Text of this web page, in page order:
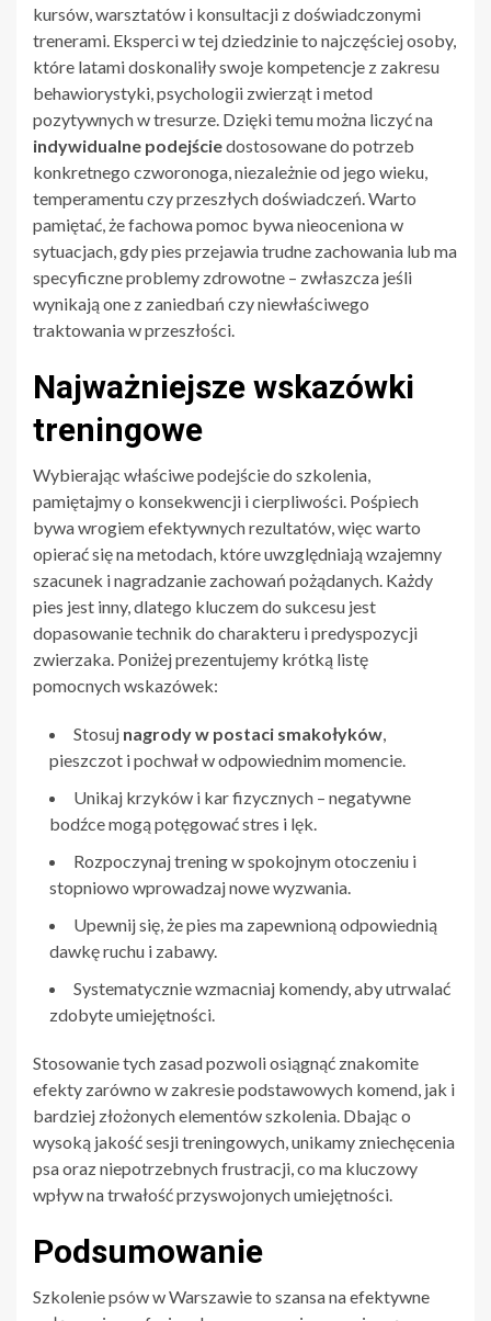
kursów, warsztatów i konsultacji z doświadczonymi
trenerami. Eksperci w tej dziedzinie to najczęściej osoby,
które latami doskonaliły swoje kompetencje z zakresu
behawiorystyki, psychologii zwierząt i metod
pozytywnych w tresurze. Dzięki temu można liczyć na
indywidualne podejściedostosowane do potrzeb
konkretnego czworonoga, niezależnie od jego wieku,
temperamentu czy przeszłych doświadczeń. Warto
pamiętać, że fachowa pomoc bywa nieoceniona w
sytuacjach, gdy pies przejawia trudne zachowania lub ma
specyficzne problemy zdrowotne – zwłaszcza jeśli
wynikają one z zaniedbań czy niewłaściwego
traktowania w przeszłości.
Najważniejsze wskazówki
treningowe
Wybierając właściwe podejście do szkolenia,
pamiętajmy o konsekwencji i cierpliwości. Pośpiech
bywa wrogiem efektywnych rezultatów, więc warto
opierać się na metodach, które uwzględniają wzajemny
szacunek i nagradzanie zachowań pożądanych. Każdy
pies jest inny, dlatego kluczem do sukcesu jest
dopasowanie technik do charakteru i predyspozycji
zwierzaka. Poniżej prezentujemy krótką listę
pomocnych wskazówek:
Stosuj nagrody w postaci smakołyków,
pieszczot i pochwał w odpowiednim momencie.
Unikaj krzyków i kar fizycznych – negatywne
bodźce mogą potęgować stres i lęk.
Rozpoczynaj trening w spokojnym otoczeniu i
stopniowo wprowadzaj nowe wyzwania.
Upewnij się, że pies ma zapewnioną odpowiednią
dawkę ruchu i zabawy.
Systematycznie wzmacniaj komendy, aby utrwalać
zdobyte umiejętności.
Stosowanie tych zasad pozwoli osiągnąć znakomite
efekty zarówno w zakresie podstawowych komend, jak i
bardziej złożonych elementów szkolenia. Dbając o
wysoką jakość sesji treningowych, unikamy zniechęcenia
psa oraz niepotrzebnych frustracji, co ma kluczowy
wpływ na trwałość przyswojonych umiejętności.
Podsumowanie
Szkolenie psów w Warszawie to szansa na efektywne